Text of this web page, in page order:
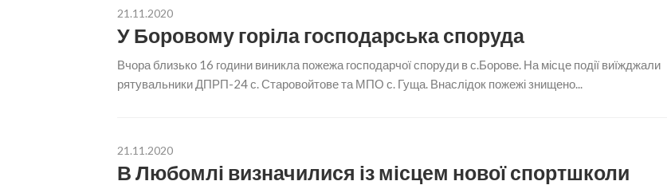
21.11.2020
У Боровому горіла господарська споруда
Вчора близько 16 години виникла пожежа господарчої споруди в с.Борове. На місце події виїжджали
рятувальники ДПРП-24 с. Старовойтове та МПО с. Гуща. Внаслідок пожежі знищено...
21.11.2020
В Любомлі визначилися із місцем нової спортшколи